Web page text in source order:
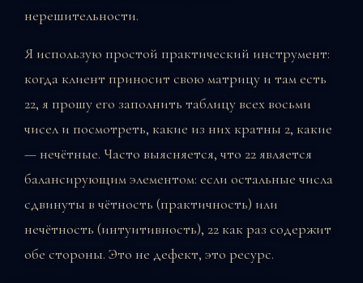
нерешительности.
Я использую простой практический инструмент:
когда клиент приносит свою матрицу и там есть
22, я прошу его заполнить таблицу всех восьми
чисел и посмотреть, какие из них кратны 2, какие
— нечётные. Часто выясняется, что 22 является
балансирующим элементом: если остальные числа
сдвинуты в чётность (практичность) или
нечётность (интуитивность), 22 как раз содержит
обе стороны. Это не дефект, это ресурс.